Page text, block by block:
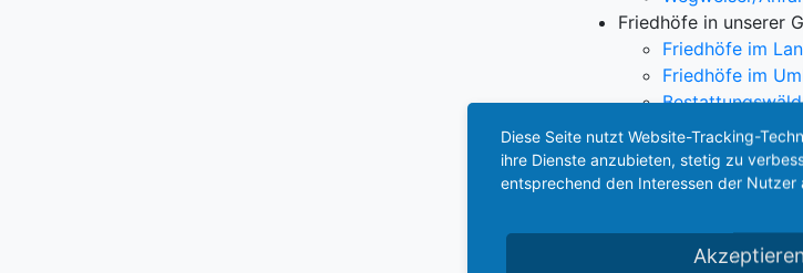
Friedhöfe in unserer
Friedhöfe im
Friedhöfe im
Naturruhe
Ehrengräber
Horoskop
Diese Seite nutzt Website-Tracking-
ihre Dienste anzubieten, stetig zu
entsprechend den Interessen der Nutzer